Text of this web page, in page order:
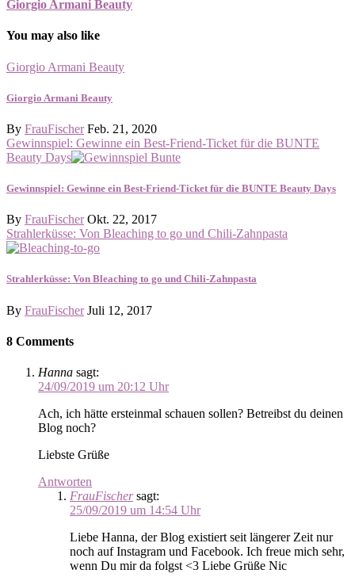
Giorgio Armani Beauty
You may also like
Giorgio Armani Beauty
Giorgio Armani Beauty
By FrauFischer Feb. 21, 2020
Gewinnspiel: Gewinne ein Best-Friend-Ticket für die BUNTE
Beauty Days
Gewinnspiel: Gewinne ein Best-Friend-Ticket für die BUNTE Beauty Days
By FrauFischer Okt. 22, 2017
Strahlerküsse: Von Bleaching to go und Chili-Zahnpasta
Strahlerküsse: Von Bleaching to go und Chili-Zahnpasta
By FrauFischer Juli 12, 2017
8 Comments
Hanna sagt:
24/09/2019 um 20:12 Uhr
Ach, ich hätte ersteinmal schauen sollen? Betreibst du deinen
Blog noch?
Liebste Grüße
Antworten
FrauFischer sagt:
25/09/2019 um 14:54 Uhr
Liebe Hanna, der Blog existiert seit längerer Zeit nur
noch auf Instagram und Facebook. Ich freue mich sehr,
wenn Du mir da folgst <3 Liebe Grüße Nic